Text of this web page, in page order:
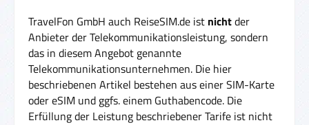
TravelFon GmbH auch ReiseSIM.de ist nichtder
Anbieter der Telekommunikationsleistung, sondern
das in diesem Angebot genannte
Telekommunikationsunternehmen. Die hier
beschriebenen Artikel bestehen aus einer SIM-Karte
oder eSIM und ggfs. einem Guthabencode. Die
Erfüllung der Leistung beschriebener Tarife ist nicht